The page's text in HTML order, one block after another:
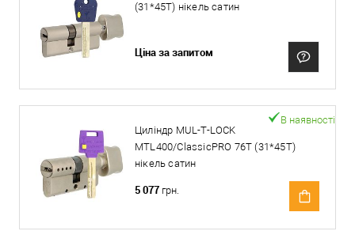
(31*45T) нікель сатин
Ціна за запитом
Циліндр MUL-T-LOCK
MTL400/ClassicPRO 76T (31*45T)
нікель сатин
В наявності
5 077 грн.